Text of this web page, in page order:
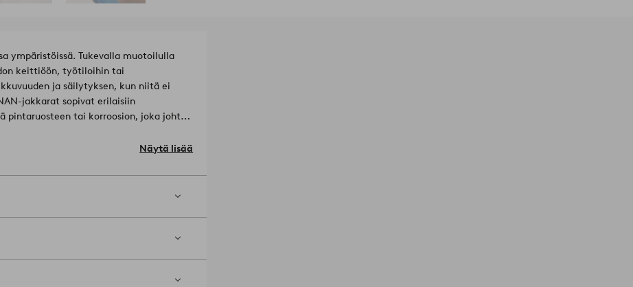
ympäristöissä. Tukevalla muotoilulla
keittiöön, työtiloihin tai
ja säilytyksen, kun niitä ei
jakkarat sopivat erilaisiin
pintaruosteen tai korroosion, joka johtuu
tai fyysisestä hankauksesta.
liinalla ja pH-neutraalillaNäytä lisää